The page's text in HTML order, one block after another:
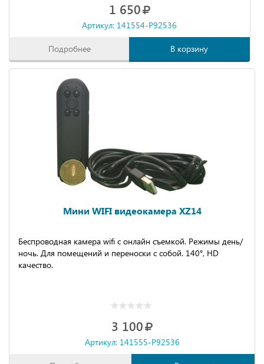
1 650
Артикул: 141554-P92536
Подробнее В корзину
Мини WIFI видеокамера XZ14
Беспроводная камера wifi с онлайн съемкой. Режимы день/
ночь. Для помещений и переноски с собой. 140°, HD
качество.
3 100
Артикул: 141555-P92536